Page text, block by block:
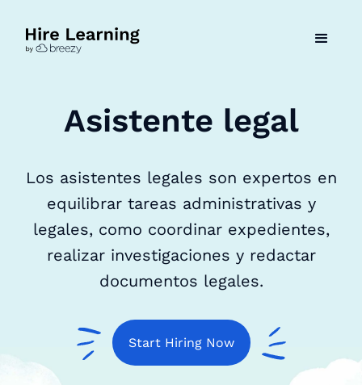
Asistente legal
Los asistentes legales son expertos en
equilibrar tareas administrativas y
legales, como coordinar expedientes,
realizar investigaciones y redactar
documentos legales.
Start Hiring Now